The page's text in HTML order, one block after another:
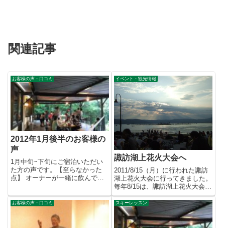
関連記事
お客様の声・口コミ
2012年1月後半のお客様の
声
1月中旬~下旬にご宿泊いただい
た方の声です。【至らなかった
点】 オーナーが一緒に飲んでく
イベント・観光情報
諏訪湖上花火大会へ
2011/8/15（月）に行われた諏訪
湖上花火大会に行ってきました。
毎年8/15は、諏訪湖上花火大会プ
ラン のお客様だけ...
お客様の声・口コミ スキーレッスン